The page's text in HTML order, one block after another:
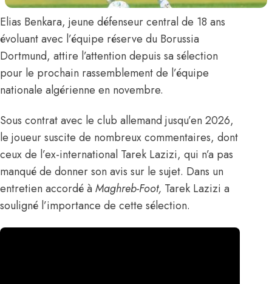
Elias Benkara, jeune défenseur central de 18 ans
évoluant avec l’équipe réserve du Borussia
Dortmund, attire l’attention depuis sa sélection
pour le prochain rassemblement de l’équipe
nationale algérienne en novembre.
Sous contrat avec le club allemand jusqu’en 2026,
le joueur suscite de nombreux commentaires, dont
ceux de l’ex-international Tarek Lazizi, qui n’a pas
manqué de donner son avis sur le sujet. Dans un
entretien accordé à Maghreb-Foot, Tarek Lazizi a
souligné l’importance de cette sélection.